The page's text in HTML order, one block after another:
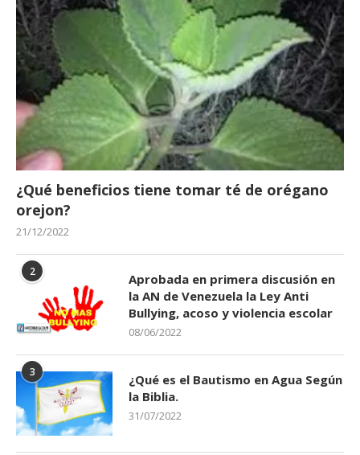
¿Qué beneficios tiene tomar té de orégano
orejon?
21/12/2022
2
Aprobada en primera discusión en
la AN de Venezuela la Ley Anti
Bullying, acoso y violencia escolar
08/06/2022
3
¿Qué es el Bautismo en Agua Según
la Biblia.
31/07/2022